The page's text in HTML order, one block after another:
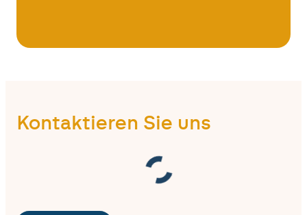
Kontaktieren Sie uns